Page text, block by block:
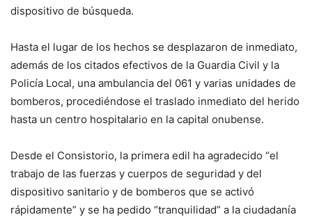
dispositivo de búsqueda.
Hasta el lugar de los hechos se desplazaron de inmediato,
además de los citados efectivos de la Guardia Civil y la
Policía Local, una ambulancia del 061 y varias unidades de
bomberos, procediéndose el traslado inmediato del herido
hasta un centro hospitalario en la capital onubense.
Desde el Consistorio, la primera edil ha agradecido “el
trabajo de las fuerzas y cuerpos de seguridad y del
dispositivo sanitario y de bomberos que se activó
rápidamente” y se ha pedido “tranquilidad” a la ciudadanía